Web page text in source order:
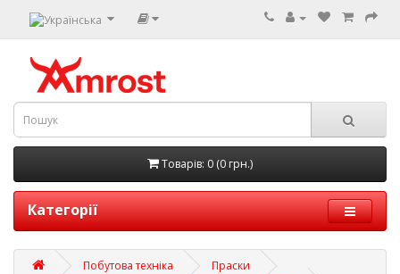
Товарів: 0 (0 грн.)
Категорії
Побутова техніка
Праски